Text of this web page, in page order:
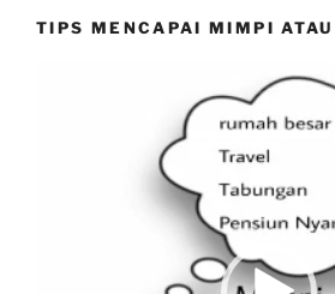
TIPS MENCAPAI MIMPI ATAU